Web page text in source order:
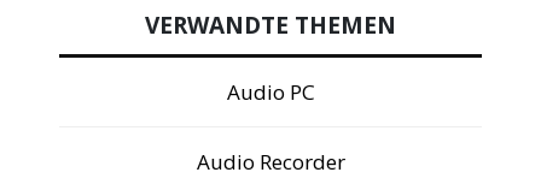
VERWANDTE THEMEN
Audio PC
Audio Recorder